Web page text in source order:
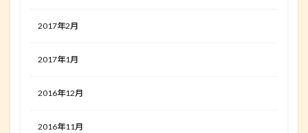
2017年2月
2017年1月
2016年12月
2016年11月